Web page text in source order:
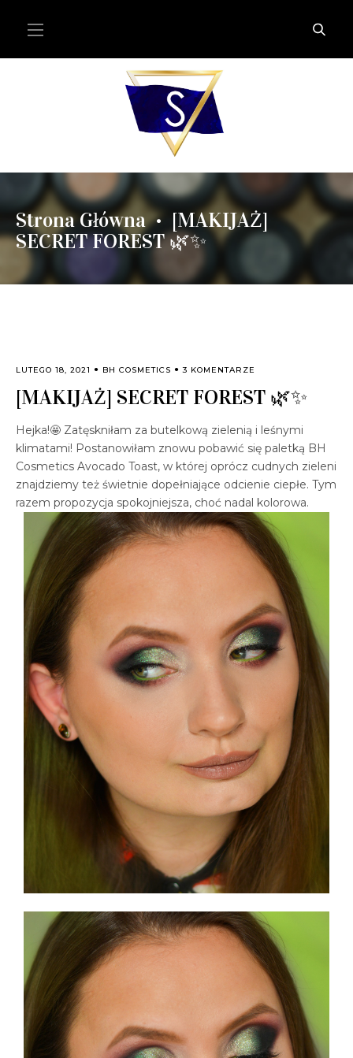
Strona Główna • [MAKIJAŻ]
SECRET FOREST 🌿✨
LUTEGO 18, 2021 BH COSMETICS 3 KOMENTARZE
[MAKIJAŻ] SECRET FOREST 🌿✨
Hejka!🤩 Zatęskniłam za butelkową zielenią i leśnymi
klimatami! Postanowiłam znowu pobawić się paletką BH
Cosmetics Avocado Toast, w której oprócz cudnych zieleni
znajdziemy też świetnie dopełniające odcienie ciepłe. Tym
razem propozycja spokojniejsza, choć nadal kolorowa.